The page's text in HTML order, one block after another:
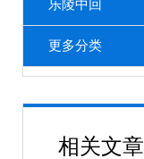
乐陵中回
更多分类
相关文章